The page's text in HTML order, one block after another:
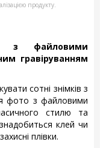
продукту.
з файловими
гравіруванням
сотні знімків з
фото з файловими
стилю та
клей чи
плівки.